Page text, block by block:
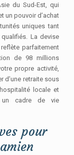
du Sud-Est, qui
un pouvoir d’achat
uniques tant
La devise
parfaitement
de 98 millions
propre activité,
d’une retraite sous
locale et
cadre de vie
pour